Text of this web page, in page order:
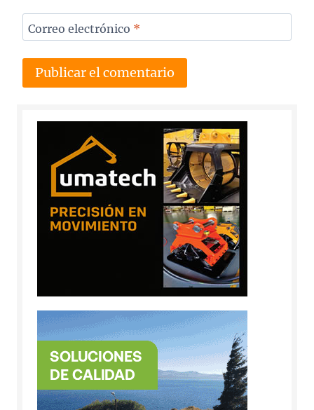
Correo electrónico *